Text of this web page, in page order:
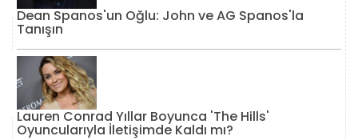
Dean Spanos'un Oğlu: John ve AG Spanos'la
Tanışın
Lauren Conrad Yıllar Boyunca 'The Hills'
Oyuncularıyla İletişimde Kaldı mı?